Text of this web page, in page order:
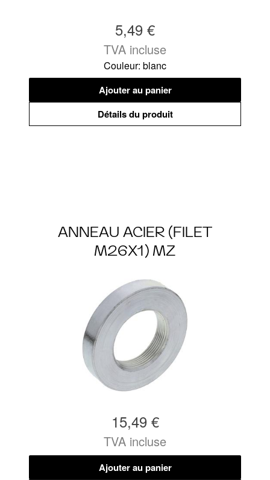
5,49 €
TVA incluse
Couleur: blanc
Ajouter au panier
Détails du produit
ANNEAU ACIER (FILET
M26X1) MZ
15,49 €
TVA incluse
Ajouter au panier